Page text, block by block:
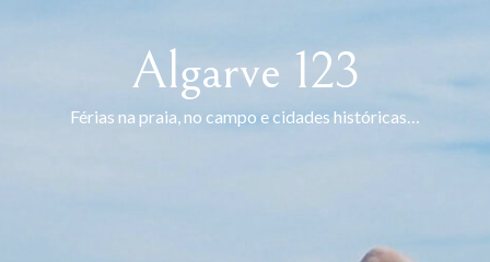
Algarve 123
Férias na praia, no campo e cidades históricas…